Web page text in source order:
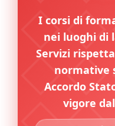
I corsi di
nei luoghi di
Servizi
normative
Accordo
vigore dal